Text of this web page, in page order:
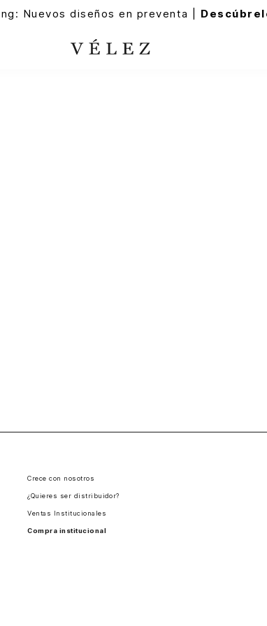
Nuevos diseños en preventa |
Crece con nosotros
¿Quieres ser distribuidor?
Ventas Institucionales
Compra institucional